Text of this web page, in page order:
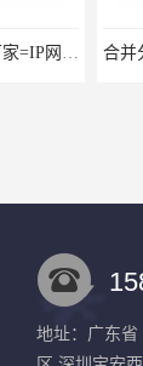
IP音柱-IP网络广播音柱厂家=IP网络防水有源音柱报价
地址：广东省